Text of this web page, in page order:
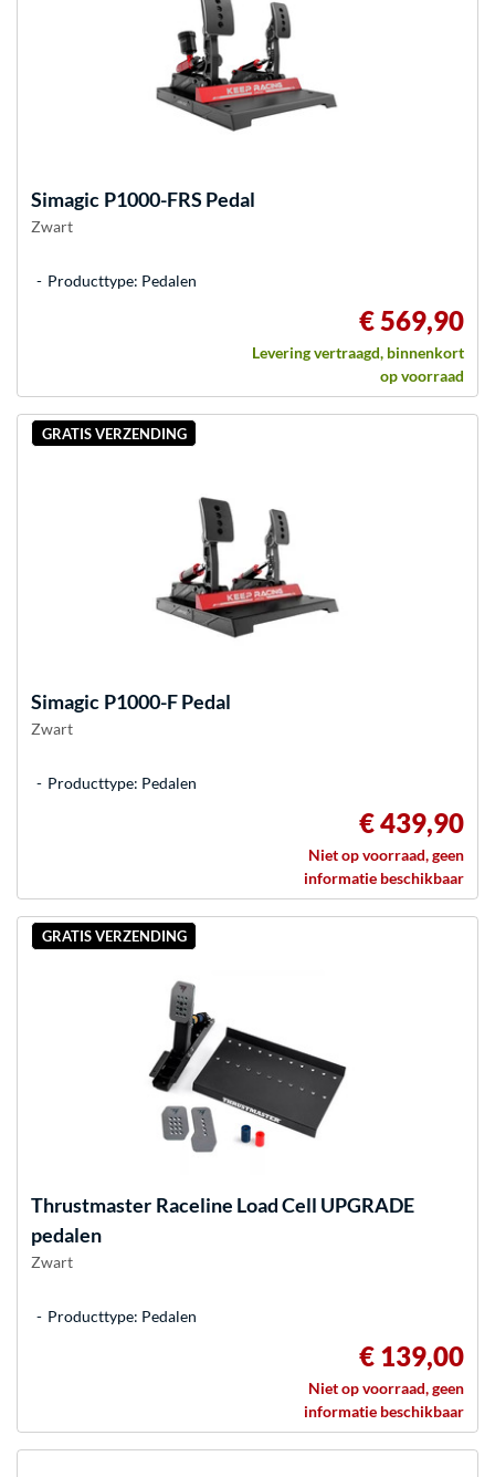
Simagic P1000-FRS Pedal
Zwart
Producttype: Pedalen
€ 569,90
Levering vertraagd, binnenkort
op voorraad
GRATIS VERZENDING
Simagic P1000-F Pedal
Zwart
Producttype: Pedalen
€ 439,90
Niet op voorraad, geen
informatie beschikbaar
GRATIS VERZENDING
Thrustmaster Raceline Load Cell UPGRADE
pedalen
Zwart
Producttype: Pedalen
€ 139,00
Niet op voorraad, geen
informatie beschikbaar